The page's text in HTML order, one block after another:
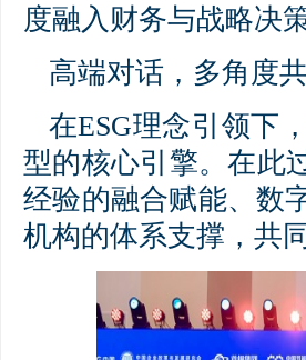
度融入财务与战略决
高端对话，多角度
在ESG理念引领下
型的核心引擎。在此
经验的融合赋能、数
机构的体系支撑，共